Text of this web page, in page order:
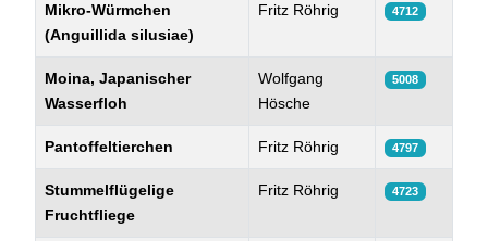
Mikro-Würmchen
(Anguillida silusiae)
Fritz Röhrig 4712
Moina, Japanischer
Wasserfloh
Wolfgang
Hösche
5008
Pantoffeltierchen Fritz Röhrig 4797
Stummelflügelige
Fruchtfliege
Fritz Röhrig 4723